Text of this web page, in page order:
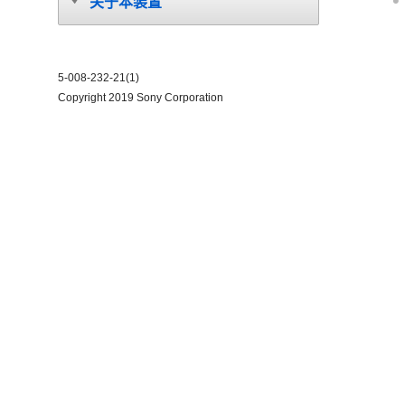
5-008-232-21(1)
Copyright 2019 Sony Corporation